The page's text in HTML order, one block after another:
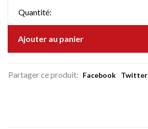
Quantité:
Ajouter au panier
Partager ce produit: Facebook Twitter